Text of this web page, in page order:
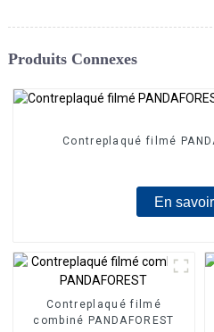
Produits Connexes
Contreplaqué filmé
En
Contreplaqué filmé
combiné PANDAFOREST